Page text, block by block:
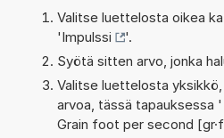
Valitse luettelosta oikea
'Impulssi
'.
Syötä sitten arvo, jonka
Valitse luettelosta
arvoa, tässä tapauksessa '
Grain foot per second